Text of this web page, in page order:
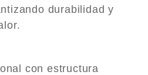
durabilidad y
con estructura